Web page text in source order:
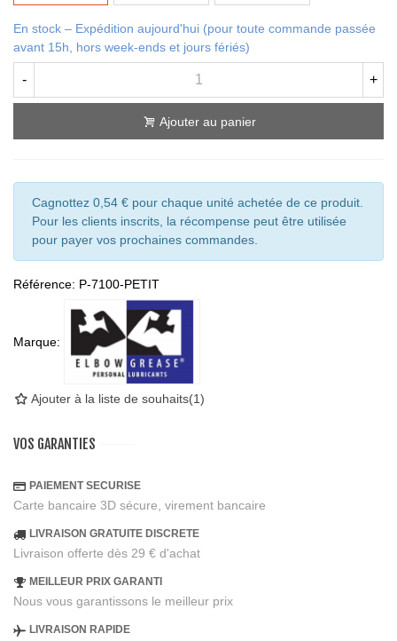
En stock – Expédition aujourd'hui (pour toute commande passée
avant 15h, hors week-ends et jours fériés)
- +
Ajouter au panier
Cagnottez 0,54 € pour chaque unité achetée de ce produit.
Pour les clients inscrits, la récompense peut être utilisée
pour payer vos prochaines commandes.
Référence: P-7100-PETIT
Marque:
Ajouter à la liste de souhaits(1)
VOS GARANTIES
PAIEMENT SECURISE
Carte bancaire 3D sécure, virement bancaire
LIVRAISON GRATUITE DISCRETE
Livraison offerte dès 29 € d'achat
MEILLEUR PRIX GARANTI
Nous vous garantissons le meilleur prix
LIVRAISON RAPIDE